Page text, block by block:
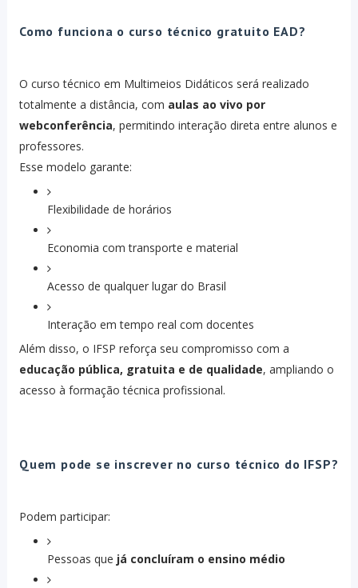
Como funciona o curso técnico gratuito EAD?
O curso técnico em Multimeios Didáticos será realizado
totalmente a distância, com aulas ao vivo por
webconferência, permitindo interação direta entre alunos e
professores.
Esse modelo garante:
Flexibilidade de horários
Economia com transporte e material
Acesso de qualquer lugar do Brasil
Interação em tempo real com docentes
Além disso, o IFSP reforça seu compromisso com a
educação pública, gratuita e de qualidade, ampliando o
acesso à formação técnica profissional.
Quem pode se inscrever no curso técnico do IFSP?
Podem participar:
Pessoas que já concluíram o ensino médio